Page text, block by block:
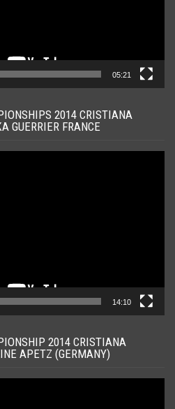
05:21
2014 CRISTIANA
GUERRIER FRANCE
14:10
2014 CRISTIANA
APETZ (GERMANY)